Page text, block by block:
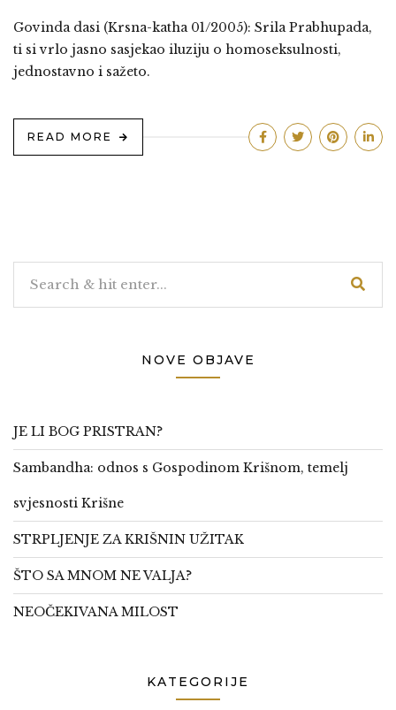
Govinda dasi (Krsna-katha 01/2005): Srila Prabhupada,
ti si vrlo jasno sasjekao iluziju o homoseksulnosti,
jednostavno i sažeto.
READ MORE
NOVE OBJAVE
JE LI BOG PRISTRAN?
Sambandha: odnos s Gospodinom Krišnom, temelj
svjesnosti Krišne
STRPLJENJE ZA KRIŠNIN UŽITAK
ŠTO SA MNOM NE VALJA?
NEOČEKIVANA MILOST
KATEGORIJE